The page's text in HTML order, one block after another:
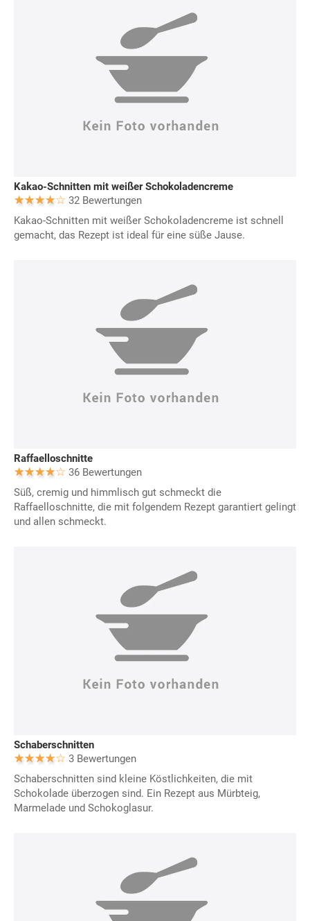
Kakao-Schnitten mit weißer Schokoladencreme
32 Bewertungen
Kakao-Schnitten mit weißer Schokoladencreme ist schnell
gemacht, das Rezept ist ideal für eine süße Jause.
Raffaelloschnitte
36 Bewertungen
Süß, cremig und himmlisch gut schmeckt die
Raffaelloschnitte, die mit folgendem Rezept garantiert gelingt
und allen schmeckt.
Schaberschnitten
3 Bewertungen
Schaberschnitten sind kleine Köstlichkeiten, die mit
Schokolade überzogen sind. Ein Rezept aus Mürbteig,
Marmelade und Schokoglasur.